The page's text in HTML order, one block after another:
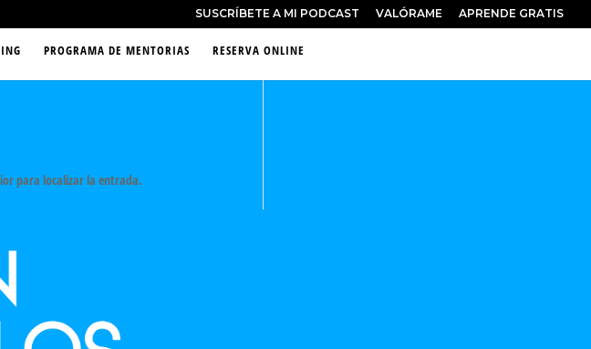
SUSCRÍBETE A MI PODCAST VALÓRAME APRENDE GRATIS
PROGRAMA DE MENTORIAS RESERVA ONLINE
para localizar la entrada.